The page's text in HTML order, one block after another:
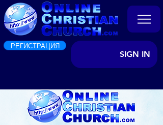
РЕГИСТРАЦИЯ
SIGN IN